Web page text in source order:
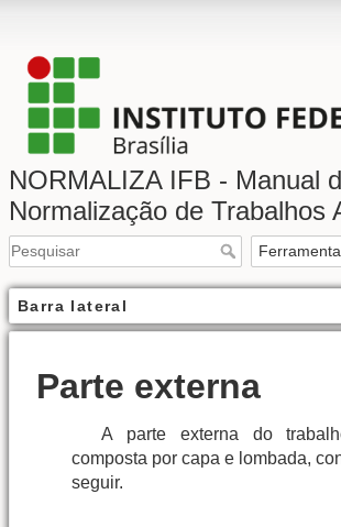
NORMALIZA IFB - Manual
Normalização de Trabalhos
Barra lateral
Parte externa
A parte externa do
composta por capa e lombada,
seguir.